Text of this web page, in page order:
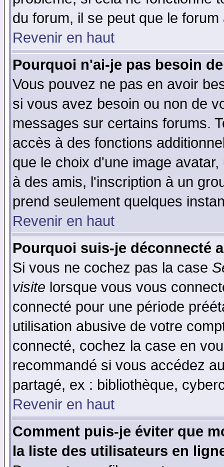
du forum, il se peut que le
Revenir en haut
Pourquoi n'ai-je pas besoin
Vous pouvez ne pas en avoir
si vous avez besoin ou non de
messages sur certains forums.
accès à des fonctions
que le choix d'une image
à des amis, l'inscription à un
prend seulement quelques
Revenir en haut
Pourquoi suis-je déconnecté
Si vous ne cochez pas la case
visite lorsque vous vous
connecté pour une période
utilisation abusive de votre
connecté, cochez la case en
recommandé si vous accédez
partagé, ex : bibliothèque,
Revenir en haut
Comment puis-je éviter que
la liste des utilisateurs en